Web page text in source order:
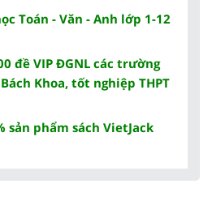
Toán - Văn - Anh lớp 1-12
đề VIP ĐGNL các trường
Khoa, tốt nghiệp THPT
sản phẩm sách VietJack